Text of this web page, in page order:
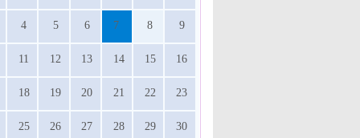
4 5 6 7 8 9
11 12 13 14 15 16
18 19 20 21 22 23
25 26 27 28 29 30